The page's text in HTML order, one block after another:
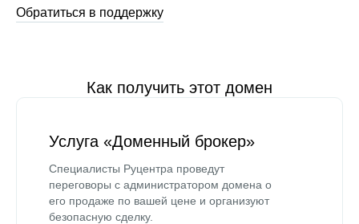
Обратиться в поддержку
Как получить этот домен
Услуга «Доменный брокер»
Специалисты Руцентра проведут
переговоры с администратором домена о
его продаже по вашей цене и организуют
безопасную сделку.